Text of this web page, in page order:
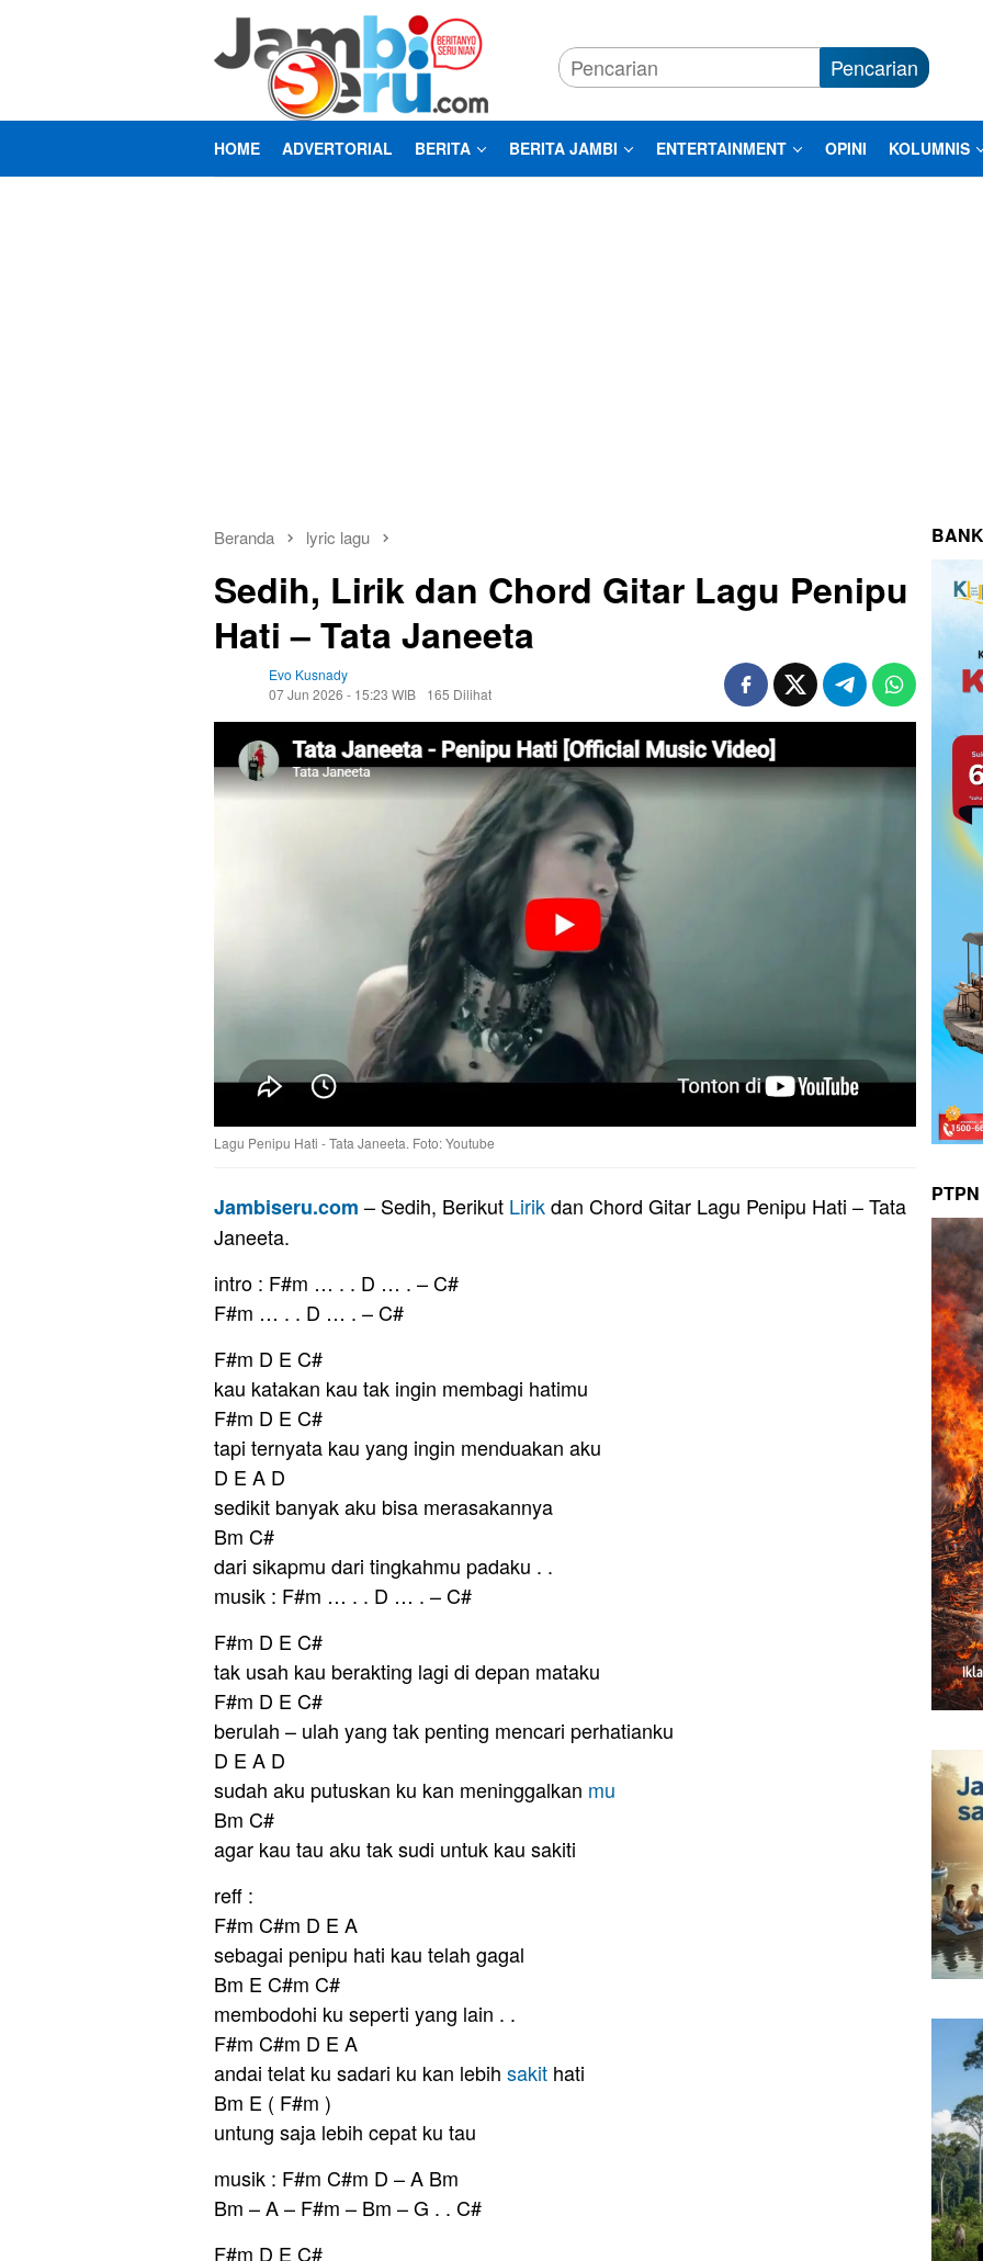
Pencarian
HOME ADVERTORIAL BERITA BERITA JAMBI ENTERTAINMENT OPINI KOLUMNIS
Beranda lyric lagu
Sedih, Lirik dan Chord Gitar Lagu Penipu
Hati – Tata Janeeta
Evo Kusnady
07 Jun 2026 - 15:23 WIB
165 Dilihat
Lagu Penipu Hati - Tata Janeeta. Foto: Youtube
Jambiseru.com – Sedih, Berikut Lirikdan Chord Gitar Lagu Penipu Hati – Tata
Janeeta.
intro : F#m … . . D … . – C#
F#m … . . D … . – C#
F#m D E C#
kau katakan kau tak ingin membagi hatimu
F#m D E C#
tapi ternyata kau yang ingin menduakan aku
D E A D
sedikit banyak aku bisa merasakannya
Bm C#
dari sikapmu dari tingkahmu padaku . .
musik : F#m … . . D … . – C#
F#m D E C#
tak usah kau berakting lagi di depan mataku
F#m D E C#
berulah – ulah yang tak penting mencari perhatianku
D E A D
sudah aku putuskan ku kan meninggalkan mu
Bm C#
agar kau tau aku tak sudi untuk kau sakiti
reff :
F#m C#m D E A
sebagai penipu hati kau telah gagal
Bm E C#m C#
membodohi ku seperti yang lain . .
F#m C#m D E A
andai telat ku sadari ku kan lebih sakit hati
Bm E ( F#m )
untung saja lebih cepat ku tau
musik : F#m C#m D – A Bm
Bm – A – F#m – Bm – G . . C#
F#m D E C#